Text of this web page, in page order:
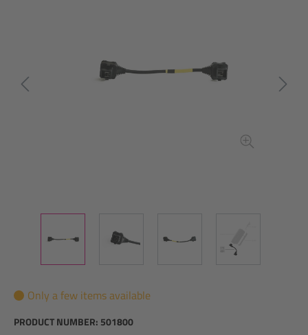
Only a few items available
PRODUCT NUMBER: 501800